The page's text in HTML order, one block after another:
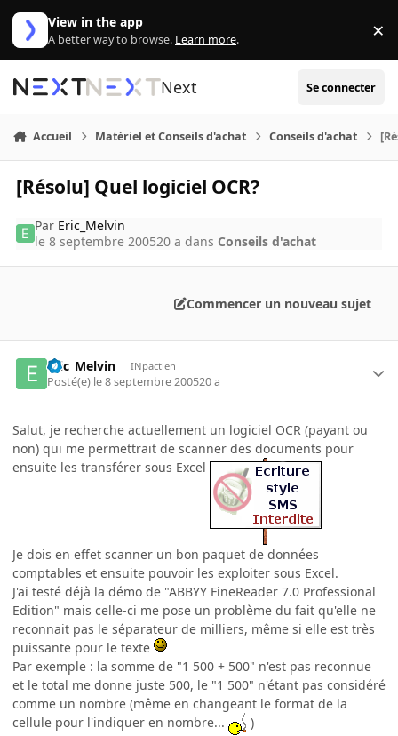
Aller au contenu
View in the app
A better way to browse. Learn more. ×
Next Se connecter
Accueil Matériel et Conseils d'achat Conseils d'achat
[Résolu] Quel logiciel OCR?
Par Eric_Melvin
le 8 septembre 200520 a dans Conseils d'achat
Commencer un nouveau sujet
Eric_Melvin INpactien
Posté(e) le 8 septembre 200520 a
Salut, je recherche actuellement un logiciel OCR (payant ou
non) qui me permettrait de scanner des documents pour
ensuite les transférer sous Excel
Je dois en effet scanner un bon paquet de données
comptables et ensuite pouvoir les exploiter sous Excel.
J'ai testé déjà la démo de "ABBYY FineReader 7.0 Professional
Edition" mais celle-ci me pose un problème du fait qu'elle ne
reconnait pas le séparateur de milliers, même si elle est très
puissante pour le texte
Par exemple : la somme de "1 500 + 500" n'est pas reconnue
et le total me donne juste 500, le "1 500" n'étant pas considéré
comme un nombre (même en changeant le format de la
cellule pour l'indiquer en nombre...
)